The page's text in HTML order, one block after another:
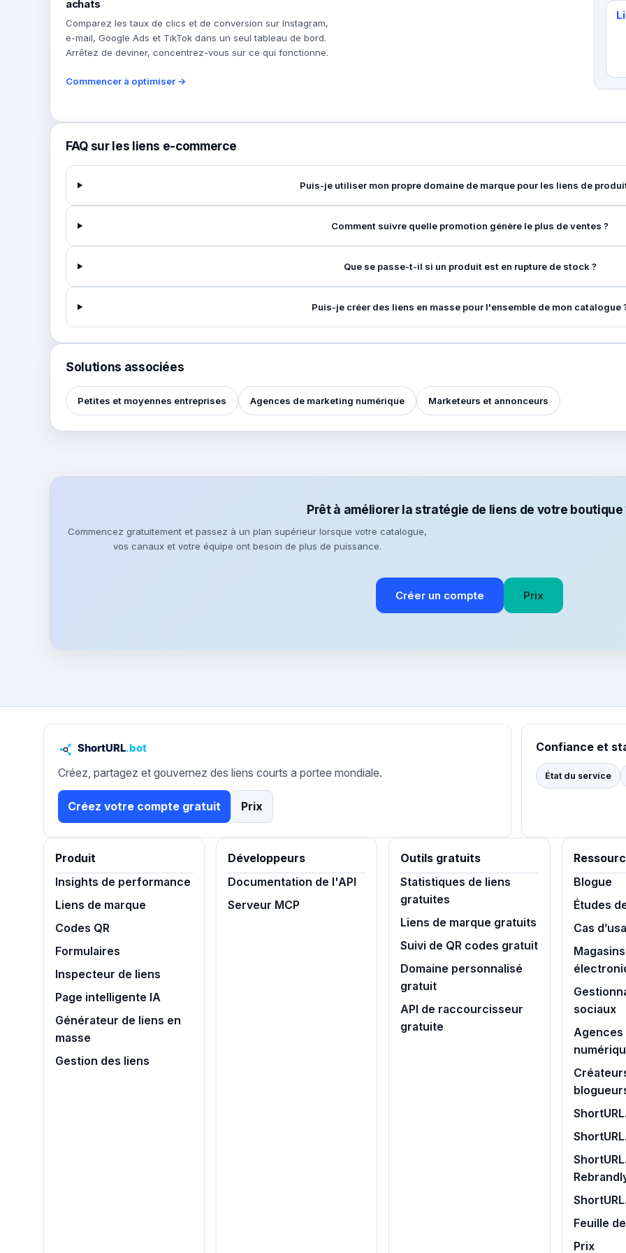
achats
Comparez les taux de clics et de conversion sur Instagram,
e-mail, Google Ads et TikTok dans un seul tableau de bord.
Arrêtez de deviner, concentrez-vous sur ce qui fonctionne.
Commencer à optimiser →
FAQ sur les liens e-commerce
Puis-je utiliser mon propre domaine de marque pour les liens de
Comment suivre quelle promotion génère le plus de ventes ?
Que se passe-t-il si un produit est en rupture de stock ?
Puis-je créer des liens en masse pour l'ensemble de mon catalogue
Solutions associées
Petites et moyennes entreprises Agences de marketing numérique Marketeurs et annonceurs
Prêt à améliorer la stratégie de liens de votre boutique
Commencez gratuitement et passez à un plan supérieur lorsque votre catalogue,
vos canaux et votre équipe ont besoin de plus de puissance.
Créer un compte Prix
Créez, partagez et gouvernez des liens courts a portee mondiale.
Créez votre compte gratuit Prix
Confiance et
État du service
Produit
Insights de performance
Liens de marque
Codes QR
Formulaires
Inspecteur de liens
Page intelligente IA
Générateur de liens en
masse
Gestion des liens
Développeurs
Documentation de l'API
Serveur MCP
Outils gratuits
Statistiques de liens
gratuites
Liens de marque gratuits
Suivi de QR codes gratuit
Domaine personnalisé
gratuit
API de raccourcisseur
gratuite
Blogue
Études
Cas
sociaux
Agences
Feuille
Prix